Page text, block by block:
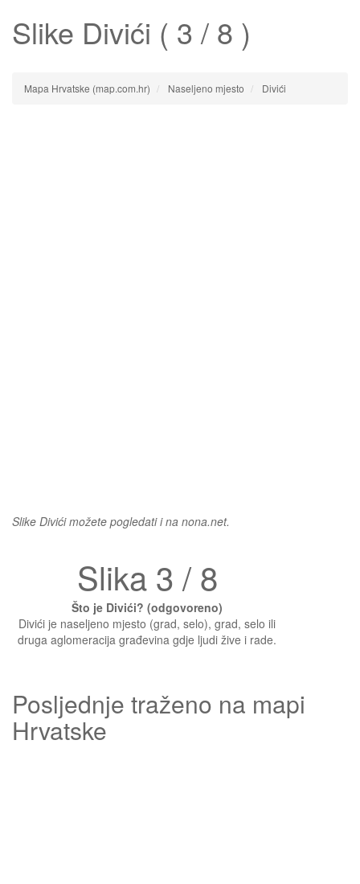
Slike Divići ( 3 / 8 )
Mapa Hrvatske (map.com.hr) Naseljeno mjesto Divići
Slike Divići možete pogledati i na nona.net.
Slika 3 / 8
Što je Divići? (odgovoreno)
Divići je naseljeno mjesto (grad, selo), grad, selo ili
druga aglomeracija građevina gdje ljudi žive i rade.
Posljednje traženo na mapi
Hrvatske